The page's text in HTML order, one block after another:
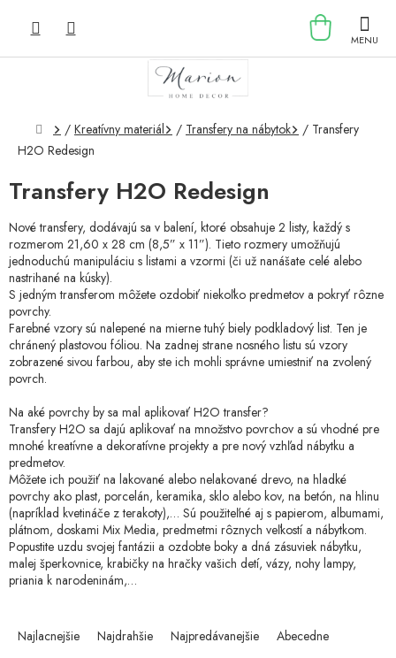
KOŠÍK
Domov
/ Kreatívny materiál / Transfery na nábytok / Transfery
H2O Redesign
Transfery H2O Redesign
Nové transfery, dodávajú sa v balení, ktoré obsahuje 2 listy, každý s
rozmerom 21,60 x 28 cm (8,5” x 11”). Tieto rozmery umožňujú
jednoduchú manipuláciu s listami a vzormi (či už nanášate celé alebo
nastrihané na kúsky).
S jedným transferom môžete ozdobiť niekoľko predmetov a pokryť rôzne
povrchy.
Farebné vzory sú nalepené na mierne tuhý biely podkladový list. Ten je
chránený plastovou fóliou. Na zadnej strane nosného listu sú vzory
zobrazené sivou farbou, aby ste ich mohli správne umiestniť na zvolený
povrch.
Na aké povrchy by sa mal aplikovať H2O transfer?
Transfery H2O sa dajú aplikovať na množstvo povrchov a sú vhodné pre
mnohé kreatívne a dekoratívne projekty a pre nový vzhľad nábytku a
predmetov.
Môžete ich použiť na lakované alebo nelakované drevo, na hladké
povrchy ako plast, porcelán, keramika, sklo alebo kov, na betón, na hlinu
(napríklad kvetináče z terakoty),… Sú použiteľné aj s papierom, albumami,
plátnom, doskami Mix Media, predmetmi rôznych veľkostí a nábytkom.
Popustite uzdu svojej fantázii a ozdobte boky a dná zásuviek nábytku,
malej šperkovnice, krabičky na hračky vašich detí, vázy, nohy lampy,
priania k narodeninám,…
Najlacnejšie Najdrahšie Najpredávanejšie Abecedne